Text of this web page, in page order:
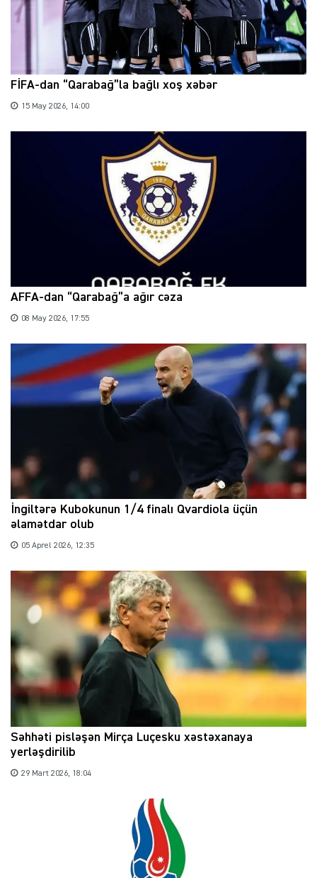
FİFA-dan “Qarabağ”la bağlı xoş xəbər
15 May 2026, 14:00
AFFA-dan “Qarabağ”a ağır cəza
08 May 2026, 17:55
İngiltərə Kubokunun 1/4 finalı Qvardiola üçün
əlamətdar olub
05 Aprel 2026, 12:35
Səhhəti pisləşən Mirça Luçesku xəstəxanaya
yerləşdirilib
29 Mart 2026, 18:04